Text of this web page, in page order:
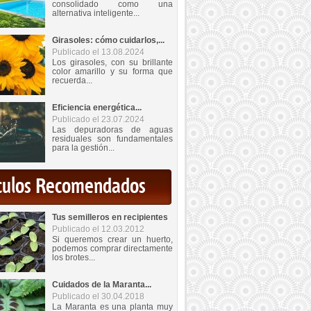
consolidado como una
alternativa inteligente...
Girasoles: cómo cuidarlos,...
Publicado el 13.08.2024
Los girasoles, con su brillante
color amarillo y su forma que
recuerda...
Eficiencia energética...
Publicado el 23.07.2024
Las depuradoras de aguas
residuales son fundamentales
para la gestión...
Recomendados
Tus semilleros en recipientes
Publicado el 12.03.2012
Si queremos crear un huerto,
podemos comprar directamente
los brotes...
Cuidados de la Maranta...
Publicado el 30.04.2018
La Maranta es una planta muy